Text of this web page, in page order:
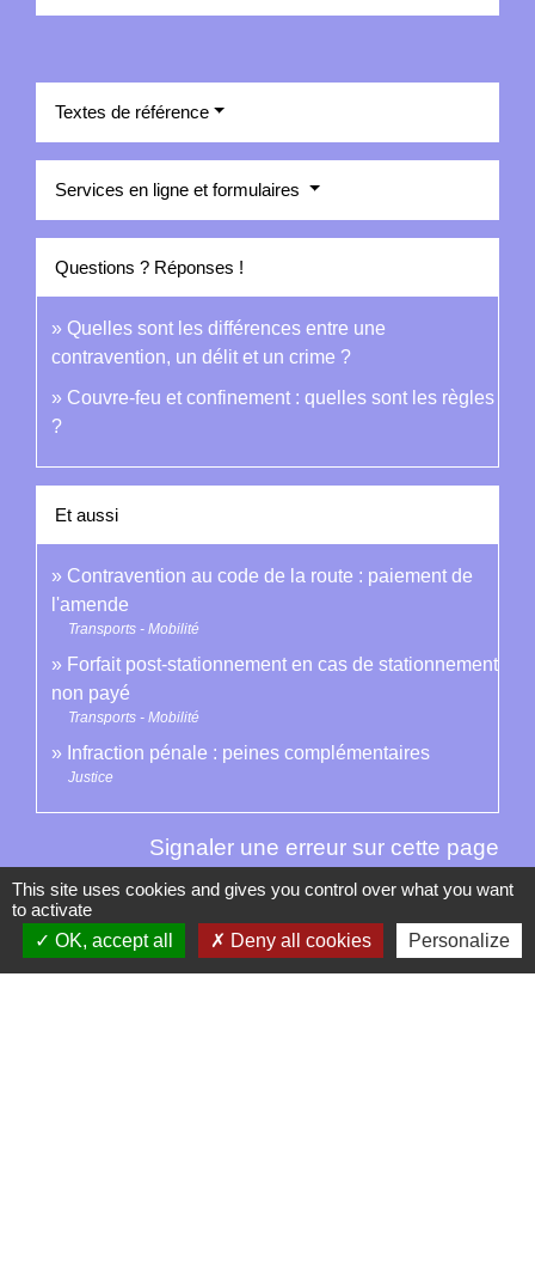
Textes de référence
Services en ligne et formulaires
Questions ? Réponses !
Quelles sont les différences entre une
contravention, un délit et un crime ?
Couvre-feu et confinement : quelles sont les règles
?
Et aussi
Contravention au code de la route : paiement de
l'amende
Transports - Mobilité
Forfait post-stationnement en cas de stationnement
non payé
Transports - Mobilité
Infraction pénale : peines complémentaires
Justice
Signaler une erreur sur cette page
Contacts
This site uses cookies and gives you control over what you want
to activate
OK, accept all
Deny all cookies Personalize